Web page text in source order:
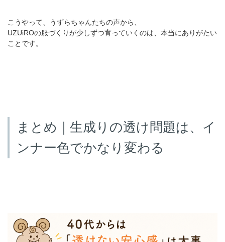
こうやって、うずらちゃんたちの声から、
UZUiROの服づくりが少しずつ育っていくのは、本当にありがたい
ことです。
まとめ｜生成りの透け問題は、イ
ンナー色でかなり変わる